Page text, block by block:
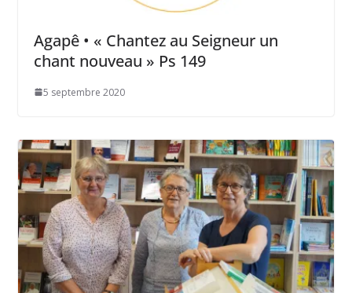
Agapê • « Chantez au Seigneur un
chant nouveau » Ps 149
5 septembre 2020